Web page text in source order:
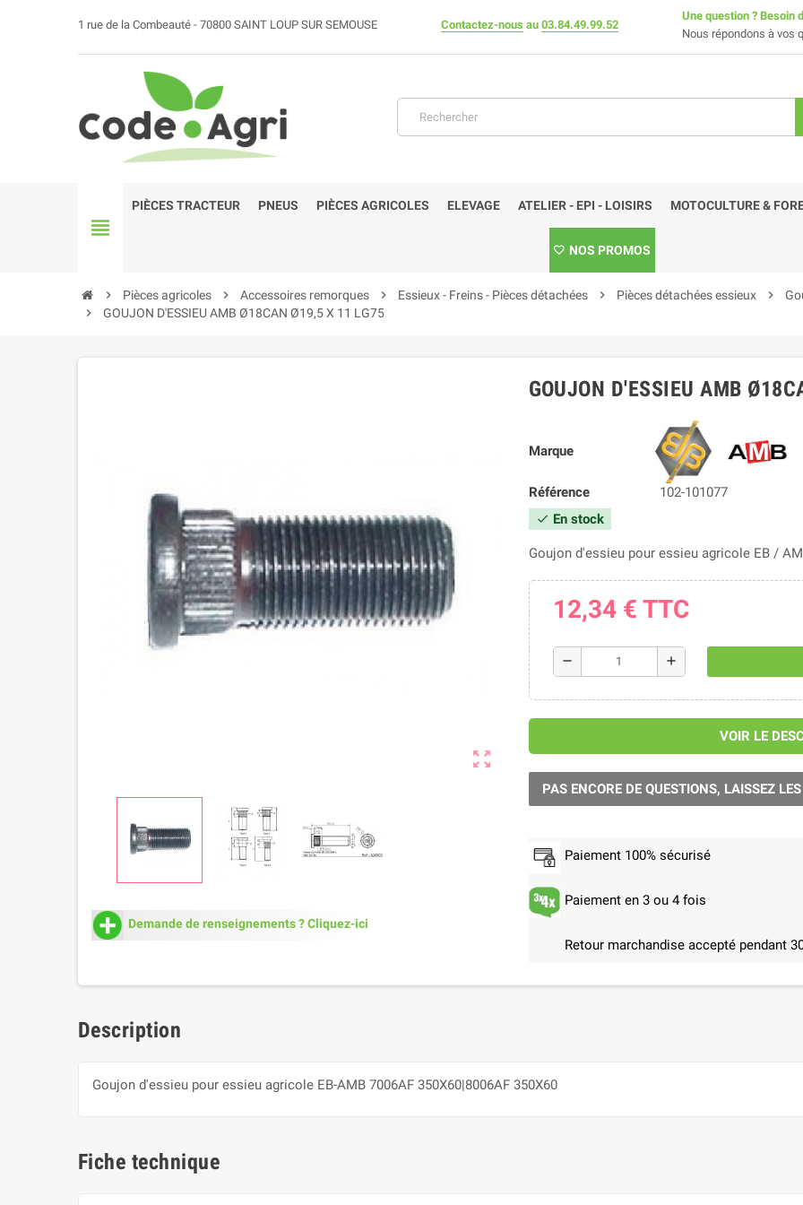
1 rue de la Combeauté - 70800 SAINT LOUP SUR SEMOUSE Contactez-nous au 03.84.49.99.52
Une question ? Besoin
Nous répondons à vos
view_headline
PIÈCES TRACTEUR PNEUS PIÈCES AGRICOLES ELEVAGE ATELIER - EPI - LOISIRS MOTOCULTURE &
NOS PROMOS
chevron_right Pièces agricoles chevron_right Accessoires remorques chevron_right Essieux - Freins - Pièces détachées chevron_right Pièces détachées essieux chevron_right
chevron_right
GOUJON D'ESSIEU AMB Ø18CAN Ø19,5 X 11 LG75
zoom_out_map
Demande de renseignements ? Cliquez-ici
GOUJON D'ESSIEU AMB
Marque
Référence 102-101077
check En stock
Goujon d'essieu pour essieu agricole EB /
12,34 € TTC
remove add
VOIR LE
PAS ENCORE DE QUESTIONS, LAISSEZ
Paiement 100% sécurisé
Paiement en 3 ou 4 fois
Retour marchandise accepté pendant
Description
Goujon d'essieu pour essieu agricole EB-AMB 7006AF 350X60|8006AF 350X60
Fiche technique